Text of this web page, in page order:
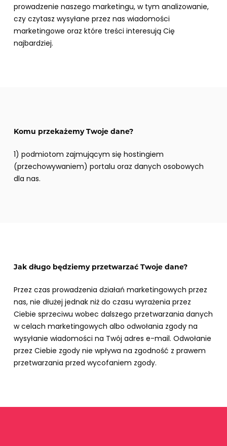
prowadzenie naszego marketingu, w tym analizowanie,
czy czytasz wysyłane przez nas wiadomości
marketingowe oraz które treści interesują Cię
najbardziej.
Komu przekażemy Twoje dane?
1) podmiotom zajmującym się hostingiem
(przechowywaniem) portalu oraz danych osobowych
dla nas.
Jak długo będziemy przetwarzać Twoje dane?
Przez czas prowadzenia działań marketingowych przez
nas, nie dłużej jednak niż do czasu wyrażenia przez
Ciebie sprzeciwu wobec dalszego przetwarzania danych
w celach marketingowych albo odwołania zgody na
wysyłanie wiadomości na Twój adres e-mail. Odwołanie
przez Ciebie zgody nie wpływa na zgodność z prawem
przetwarzania przed wycofaniem zgody.